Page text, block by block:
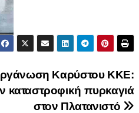
Καρύστου ΚΚΕ:
καταστροφική πυρκαγιά
στον Πλατανιστό